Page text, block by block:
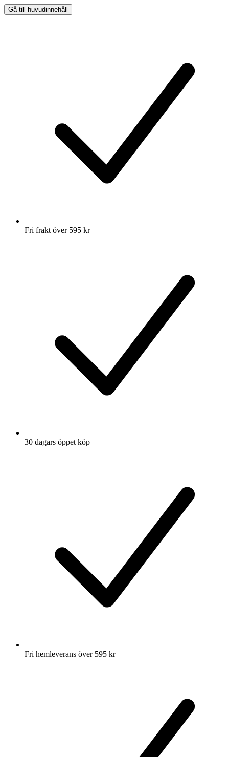
Gå till huvudinnehåll
Fri frakt över 595 kr
30 dagars öppet köp
Fri hemleverans över 595 kr